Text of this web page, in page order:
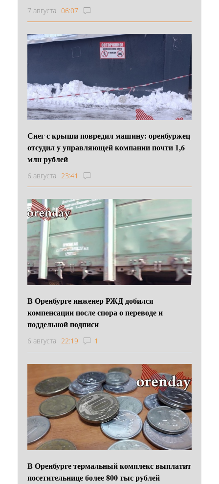
7 августа 06:07
Снег с крыши повредил машину: оренбуржец
отсудил у управляющей компании почти 1,6
млн рублей
6 августа 23:41
В Оренбурге инженер РЖД добился
компенсации после спора о переводе и
поддельной подписи
6 августа 22:19 1
В Оренбурге термальный комплекс выплатит
посетительнице более 800 тыс рублей